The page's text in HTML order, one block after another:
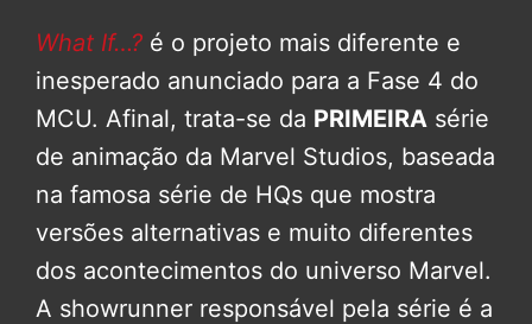
What If…? é o projeto mais diferente e
inesperado anunciado para a Fase 4 do
MCU. Afinal, trata-se da PRIMEIRA série
de animação da Marvel Studios, baseada
na famosa série de HQs que mostra
versões alternativas e muito diferentes
dos acontecimentos do universo Marvel.
A showrunner responsável pela série é a